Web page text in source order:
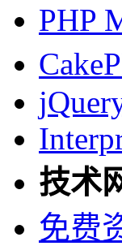
PHP
技术
免费